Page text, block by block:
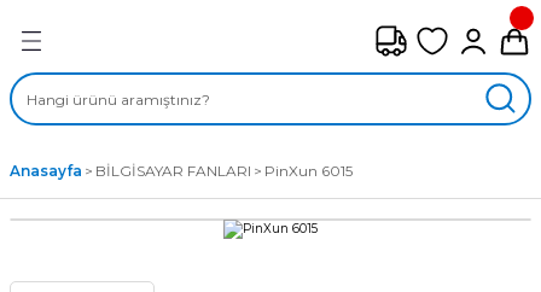
ÇEŞİTLERİ
Anasayfa BİLGİSAYAR FANLARI PinXun 6015